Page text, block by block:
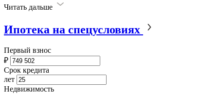
Читать дальше
Ипотека на спецусловиях
Первый взнос
₽
Срок кредита
лет
Недвижимость